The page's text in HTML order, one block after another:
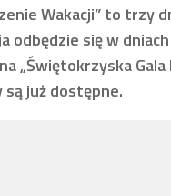
Wakacji” to
odbędzie się w
„Świętokrzyska
już dostępne.